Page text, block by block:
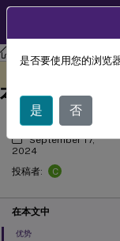
Session Recording
Session
本 (LTSR)
September 17,
2024
投稿者:
C
在本文中
优势
是否要使用您的浏览
是 否